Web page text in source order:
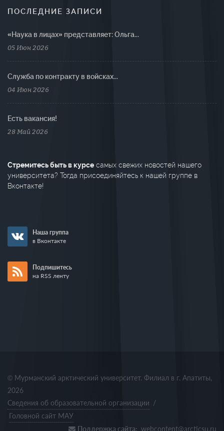
ПОСЛЕДНИЕ ЗАПИСИ
«Наука в лицах» представляет: Ольга...
05 Июн 2026
Cлужба по контракту в войсках...
04 Июн 2026
Есть вакансия!
28 Май 2026
Стремитесь быть в курсе самых свежих новостей нашего
университета? Тогда присоединяйтесь к нашей группе в
Вконтакте!
Наша группа
в Вконтакте
Подпишитесь
на RSS ленту
© Мурманский арктический университет. Филиал в г. Апатиты,
2026
Сведения об образовательной организации /
Головной сайт МАУ
Поддержка сайта: webcontent@arcticsu.ru